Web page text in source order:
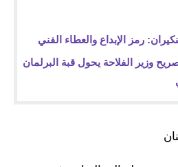
رمز الإبداع والعطاء الفني
درهم.. تصريح وزير الفلاحة يحول قبة البرلمان